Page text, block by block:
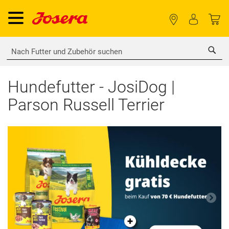
Hundefutter - JosiDog |
Parson Russell Terrier